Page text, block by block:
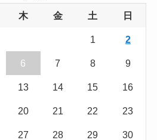
木 金 土 日
1 2
6 7 8 9
13 14 15 16
20 21 22 23
27 28 29 30